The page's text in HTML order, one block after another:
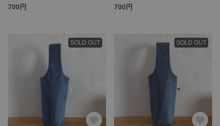
700円
700円
SOLD OUT SOLD OUT